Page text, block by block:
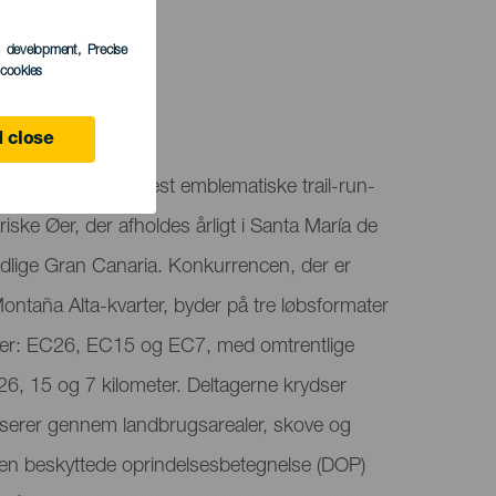
development, Precise
close
er en af de mest emblematiske trail-run-
Øer, der afholdes årligt i Santa María de
Gran Canaria. Konkurrencen, der er
Alta-kvarter, byder på tre løbsformater
EC26, EC15 og EC7, med omtrentlige
15 og 7 kilometer. Deltagerne krydser
gennem landbrugsarealer, skove og
beskyttede oprindelsesbetegnelse (DOP)